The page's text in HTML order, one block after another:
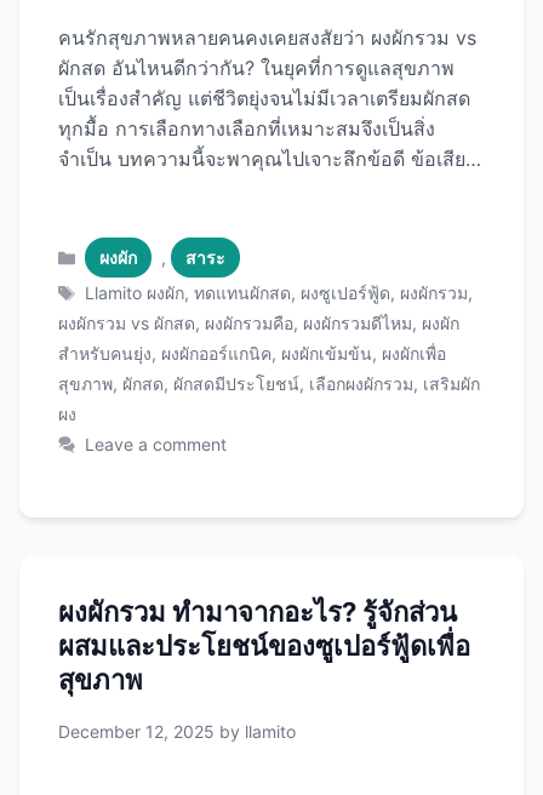
คนรักสุขภาพหลายคนคงเคยสงสัยว่า ผงผักรวม vs
ผักสด อันไหนดีกว่ากัน? ในยุคที่การดูแลสุขภาพ
เป็นเรื่องสำคัญ แต่ชีวิตยุ่งจนไม่มีเวลาเตรียมผักสด
ทุกมื้อ การเลือกทางเลือกที่เหมาะสมจึงเป็นสิ่ง
จำเป็น บทความนี้จะพาคุณไปเจาะลึกข้อดี ข้อเสีย
อาหารที่ผลิตจากผักและผลไม้หลากหลายชนิดที่
ผ่านกระบวนการอย่างพอก (Dehydration) หรือ
การทำแห้งแบบแช่เยือกแข็ง (Freeze-drying) จาก
นั้นนำมาบดเป็นผงละเอียด เพื่อรักษาสารอาหารให้
ได้มากที่สุด ผงผักรวมที่มีคุณภาพมักจะประกอบ
ด้วย: หากคุณกำลังมองหาผงผักรวมคุณภาพดี
ผลิตภัณฑ์จาก Llamito เป็นอีกหนึ่งตัวเลือกที่น่า
ผักสดเป็นแหล่งสารอาหารธรรมชาติที่ร่างกายดูด
เปรียบเทียบผงผักรวม vs ผักสด: ข้อดีข้อเสียที่ต้องรู้
ด้านคุณค่าทางโภชนาการ ผงผักรวม ผักสด ด้าน
ความสะดวกและการใช้งาน ผงผักรวม
การพกพา เดินทางได้
ประหยัดเวลา
ผสมเครื่องดื่มได้ทันที
Categories
ผงผัก ,
สาระ
Tags
Llamito ผงผัก,ทดแทนผักสด, ผงซูเปอร์ฟู้ด, ผงผักรวม,
ผงผักรวม vs ผักสด, ผงผักรวมคือ, ผงผักรวมดีไหม, ผงผัก
สำหรับคนยุ่ง, ผงผักออร์แกนิค, ผงผักเข้มข้น, ผงผักเพื่อ
สุขภาพ, ผักสด, ผักสดมีประโยชน์, เลือกผงผักรวม, เสริมผัก
ผง
Leave a comment
ผงผักรวม ทำมาจากอะไร? รู้จักส่วน
ผสมและประโยชน์ของซูเปอร์ฟู้ดเพื่อ
สุขภาพ
December 12, 2025 by llamito